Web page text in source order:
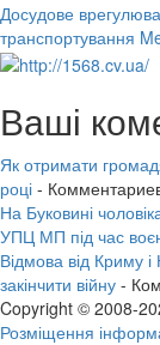
Досудове
транспортування
Ваші
Як отримати
році -
На Буковині
УПЦ МП під час
Відмова від Криму
закінчити війну -
Copyright © 2008-
Розміщення